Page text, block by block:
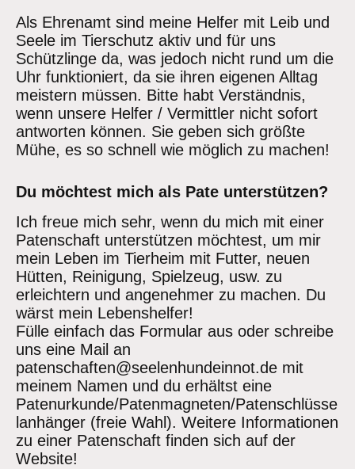
Als Ehrenamt sind meine Helfer mit Leib und
Seele im Tierschutz aktiv und für uns
Schützlinge da, was jedoch nicht rund um die
Uhr funktioniert, da sie ihren eigenen Alltag
meistern müssen. Bitte habt Verständnis,
wenn unsere Helfer / Vermittler nicht sofort
antworten können. Sie geben sich größte
Mühe, es so schnell wie möglich zu machen!
Du möchtest mich als Pate unterstützen?
Ich freue mich sehr, wenn du mich mit einer
Patenschaft unterstützen möchtest, um mir
mein Leben im Tierheim mit Futter, neuen
Hütten, Reinigung, Spielzeug, usw. zu
erleichtern und angenehmer zu machen. Du
wärst mein Lebenshelfer!
Fülle einfach das Formular aus oder schreibe
uns eine Mail an
patenschaften@seelenhundeinnot.de mit
meinem Namen und du erhältst eine
Patenurkunde/Patenmagneten/Patenschlüsse
lanhänger (freie Wahl). Weitere Informationen
zu einer Patenschaft finden sich auf der
Website!